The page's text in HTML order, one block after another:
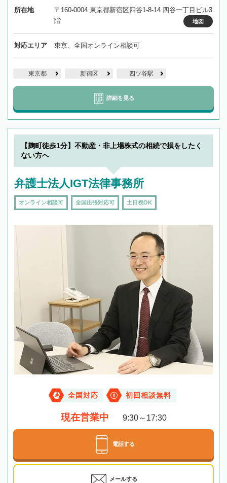
所在地
〒160-0004 東京都新宿区四谷1-8-14 四谷一丁目ビル3
階
地図
対応エリア 東京、全国オンライン相談可
東京都 新宿区 四ツ谷駅
詳細を見る
【麹町徒歩1分】不動産・非上場株式の相続で損をしたく
ない方へ
弁護士法人IGT法律事務所
オンライン相談可 全国出張対応可 土日祝OK
全国対応 初回相談無料
現在営業中 9:30～17:30
電話する
メールする